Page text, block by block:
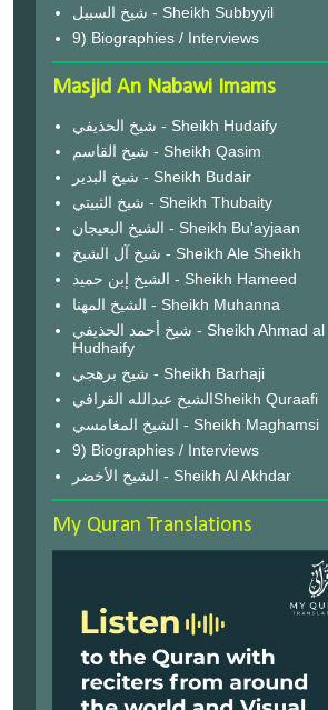
شيخ السبيل - Sheikh Subbyyil
9) Biographies / Interviews
Masjid An Nabawi Imams
شيخ الحذيفي - Sheikh Hudaify
شيخ القاسم - Sheikh Qasim
شيخ البدير - Sheikh Budair
شيخ الثبيتي - Sheikh Thubaity
الشيخ البعيجان - Sheikh Bu'ayjaan
شيخ آل الشيخ - Sheikh Ale Sheikh
الشيخ إبن حميد - Sheikh Hameed
الشيخ المهنا - Sheikh Muhanna
شيخ أحمد الحذيفي - Sheikh Ahmad al
Hudhaify
شيخ برهجي - Sheikh Barhaji
الشيخ عبدالله القرافيSheikh Quraafi
الشيخ المغامسي - Sheikh Maghamsi
9) Biographies / Interviews
الشيخ الأخضر - Sheikh Al Akhdar
My Quran Translations